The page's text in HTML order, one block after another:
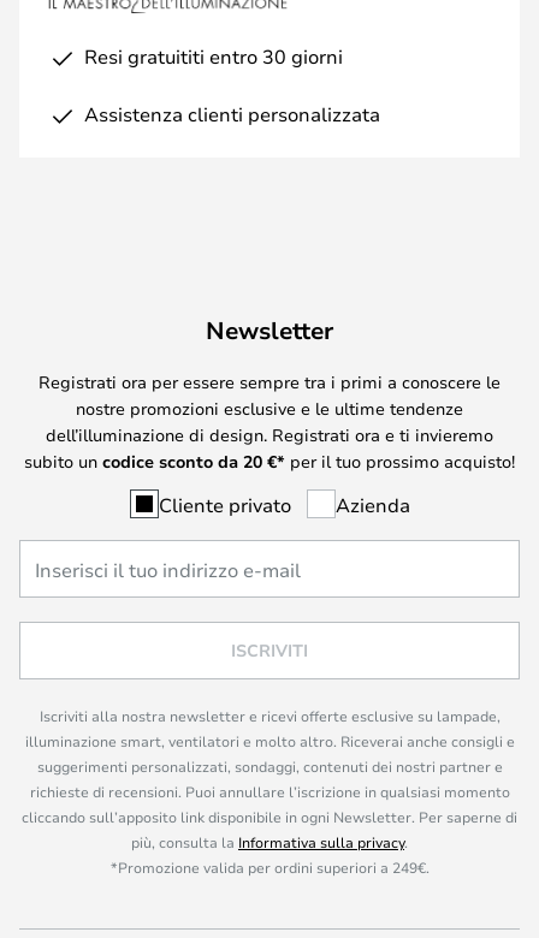
Resi gratuititi entro 30 giorni
Assistenza clienti personalizzata
Newsletter
Registrati ora per essere sempre tra i primi a conoscere le
nostre promozioni esclusive e le ultime tendenze
dell’illuminazione di design. Registrati ora e ti invieremo
subito un codice sconto da 20 €* per il tuo prossimo acquisto!
Cliente privato Azienda
ISCRIVITI
Iscriviti alla nostra newsletter e ricevi offerte esclusive su lampade,
illuminazione smart, ventilatori e molto altro. Riceverai anche consigli e
suggerimenti personalizzati, sondaggi, contenuti dei nostri partner e
richieste di recensioni. Puoi annullare l’iscrizione in qualsiasi momento
cliccando sull’apposito link disponibile in ogni Newsletter. Per saperne di
più, consulta la Informativa sulla privacy.
*Promozione valida per ordini superiori a 249€.